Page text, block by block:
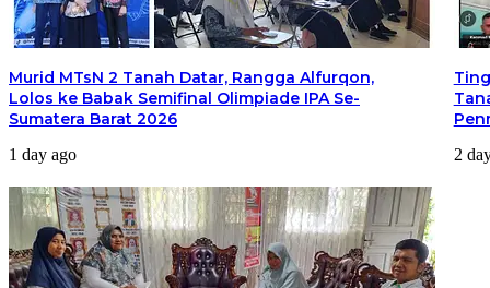
Murid MTsN 2 Tanah Datar, Rangga Alfurqon,
Lolos ke Babak Semifinal Olimpiade IPA Se-
Sumatera Barat 2026
1 day ago 2